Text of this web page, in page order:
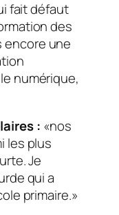
fait défaut
des
encore une
numérique,
: «nos
les plus
Je
qui a
primaire.»